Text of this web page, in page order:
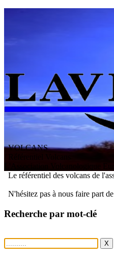
VOLCANS
olcanologique
Le référentiel des volcans de
N'hésitez pas à nous faire part
Recherche par mot-clé
X